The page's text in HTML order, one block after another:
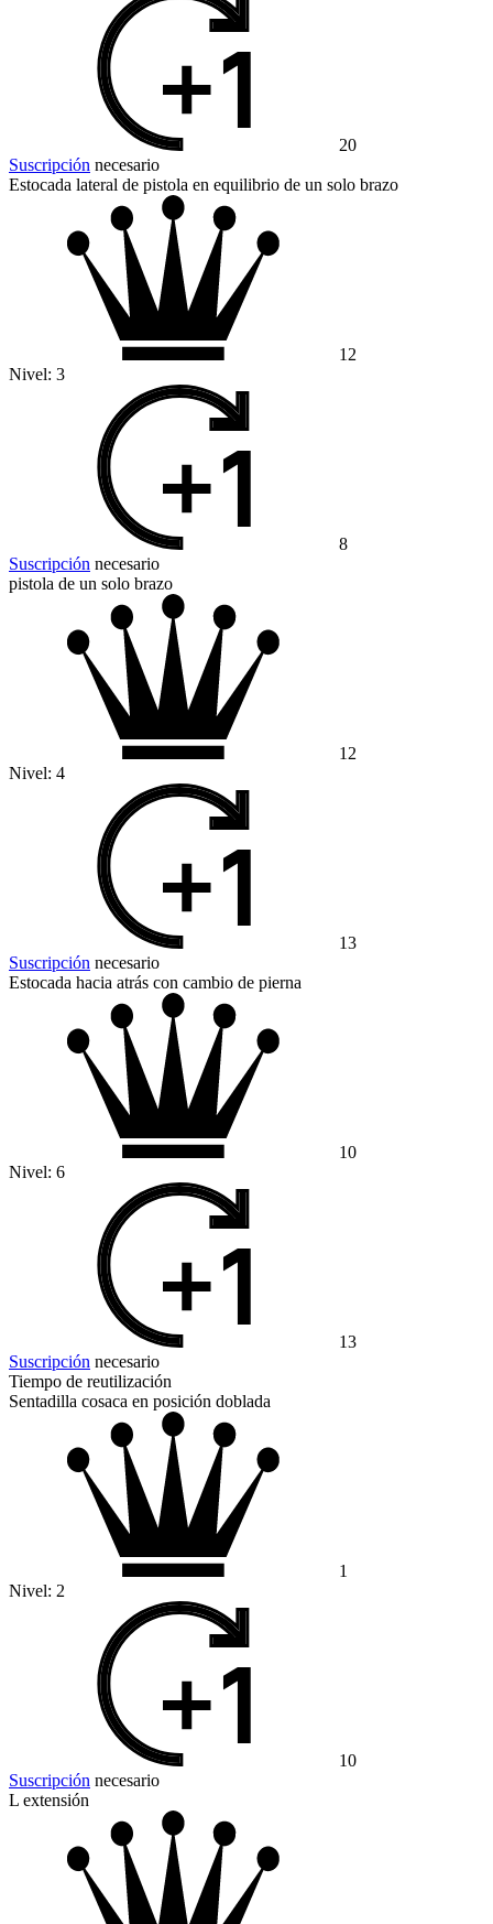
20
Suscripción necesario
Estocada lateral de pistola en equilibrio de un solo brazo
12
Nivel: 3
8
Suscripción necesario
pistola de un solo brazo
12
Nivel: 4
13
Suscripción necesario
Estocada hacia atrás con cambio de pierna
10
Nivel: 6
13
Suscripción necesario
Tiempo de reutilización
Sentadilla cosaca en posición doblada
1
Nivel: 2
10
Suscripción necesario
L extensión